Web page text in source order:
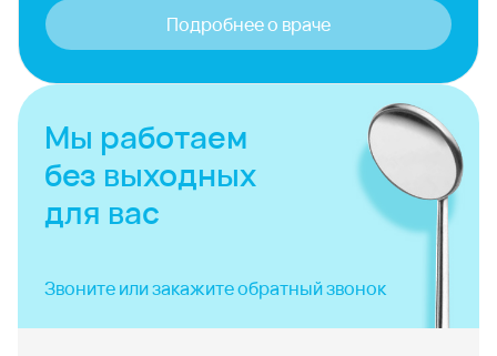
Подробнее о враче
Мы работаем
без выходных
для вас
Звоните или закажитеобратный звонок